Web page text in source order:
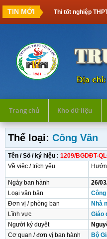
TIN MỚI Thi tốt nghiệp
Trang chủ Kho dữ liệu
Thể loại: Công Văn
Tên / Số / ký hiệu : 1209/BGDĐT-
Về việc / trích yếu
Ngày ban hành
26/
Loại văn bản
Công
Đơn vị / phòng ban
Nhà
Lĩnh vực
Giáo
Người ký duyệt
Cơ quan / đơn vị ban hành
Bộ